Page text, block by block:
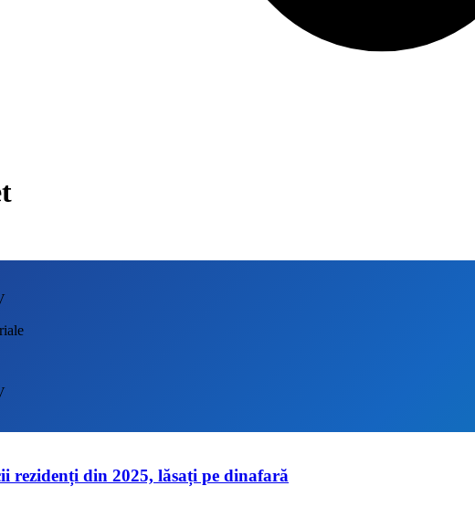
rezidenți din 2025, lăsați pe dinafară